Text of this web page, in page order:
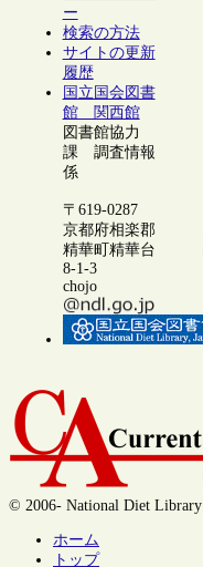
ー
検索の方法
サイトの更新
履歴
国立国会図書
館 関西館
図書館協力
課 調査情報
係
〒619-0287
京都府相楽郡
精華町精華台
8-1-3
chojo
© 2006- National Diet Library
ホーム
トップ